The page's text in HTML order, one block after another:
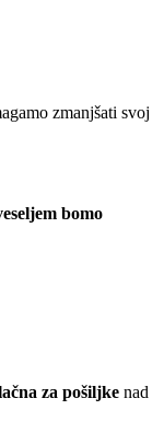
zmanjšati svoj
bomo
za pošiljke nad